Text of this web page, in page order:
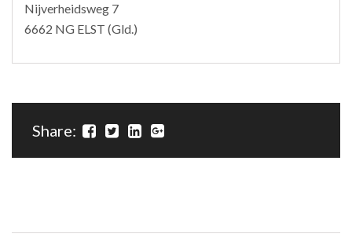
Nijverheidsweg 7
6662 NG ELST (Gld.)
Share: